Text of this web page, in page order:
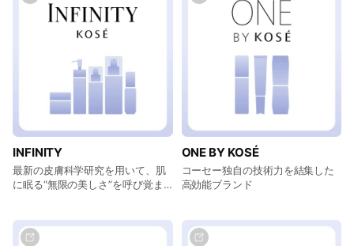
INFINITY
最新の皮膚科学研究を用いて、肌
に眠る“無限の美しさ”を呼び覚ま
ONE BY KOSÉ
コーセー独自の技術力を結集した
高効能ブランド